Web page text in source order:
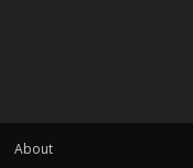
About